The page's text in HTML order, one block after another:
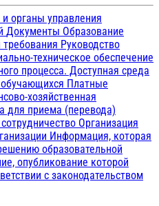
и органы управления
Документы Образование
Руководство
техническое обеспечение
процесса. Доступная среда
Платные
хозяйственная
для приема (перевода)
Организация
Информация, которая
образовательной
опубликование которой
с законодательством